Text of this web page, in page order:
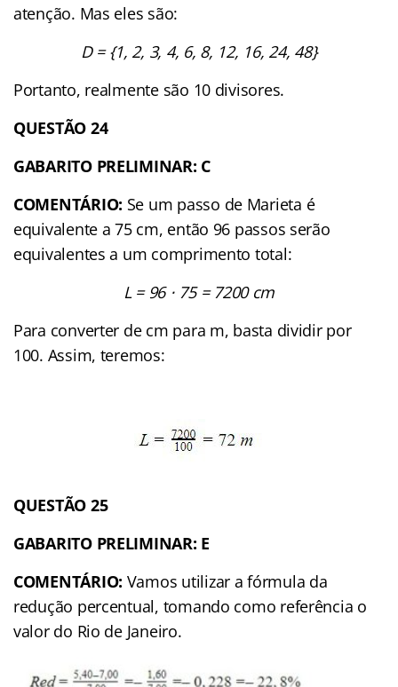
atenção. Mas eles são:
D = {1, 2, 3, 4, 6, 8, 12, 16, 24, 48}
Portanto, realmente são 10 divisores.
QUESTÃO 24
GABARITO PRELIMINAR: C
COMENTÁRIO: Se um passo de Marieta é
equivalente a 75 cm, então 96 passos serão
equivalentes a um comprimento total:
L = 96 ⋅ 75 = 7200 cm
Para converter de cm para m, basta dividir por
100. Assim, teremos:
QUESTÃO 25
GABARITO PRELIMINAR: E
COMENTÁRIO: Vamos utilizar a fórmula da
redução percentual, tomando como referência o
valor do Rio de Janeiro.